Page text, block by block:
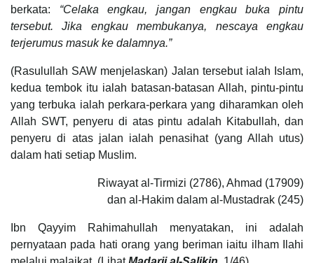
berkata: “Celaka engkau, jangan engkau buka pintu
tersebut. Jika engkau membukanya, nescaya engkau
terjerumus masuk ke dalamnya.”
(Rasulullah SAW menjelaskan) Jalan tersebut ialah Islam,
kedua tembok itu ialah batasan-batasan Allah, pintu-pintu
yang terbuka ialah perkara-perkara yang diharamkan oleh
Allah SWT, penyeru di atas pintu adalah Kitabullah, dan
penyeru di atas jalan ialah penasihat (yang Allah utus)
dalam hati setiap Muslim.
Riwayat al-Tirmizi (2786), Ahmad (17909)
dan al-Hakim dalam al-Mustadrak (245)
Ibn Qayyim Rahimahullah menyatakan, ini adalah
pernyataan pada hati orang yang beriman iaitu ilham Ilahi